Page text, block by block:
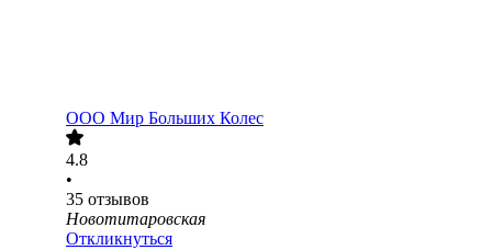
ООО Мир Больших Колес
4.8
•
35 отзывов
Новотитаровская
Откликнуться